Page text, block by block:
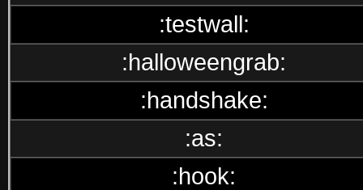
:testwall:
:halloweengrab:
:handshake:
:as:
:hook: